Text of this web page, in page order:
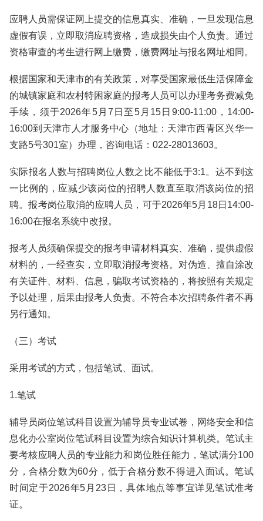
应聘人员需保证网上提交的信息真实、准确，一旦发现信息
虚假有误，立即取消应聘资格，造成损失由个人负责。通过
资格审查的考生进行网上缴费，缴费网址与报名网址相同。
根据国家和天津市的有关政策，对享受国家最低生活保障金
的城镇家庭和农村特困家庭的报考人员可以办理考务费减免
手续，须于2026年5月7日至5月15日9:00-11:00，14:00-
16:00到天津市人才服务中心（地址：天津市西青区兴华一
支路5号301室）办理，咨询电话：022-28013603。
实际报名人数与招聘岗位人数之比不能低于3:1。达不到这
一比例的，应减少该岗位的招聘人数直至取消该岗位的招
聘。报考岗位取消的应聘人员，可于2026年5月18日14:00-
16:00在报名系统中改报。
报考人员须确保提交的报考申请材料真实、准确，提供虚假
材料的，一经查实，立即取消报考资格。对伪造、擅自涂改
有关证件、材料、信息，骗取考试资格的，将按照有关规定
予以处理，后果由报考人负责。不符合本次招聘条件者不再
另行通知。
（三）考试
采用考试的方式，包括笔试、面试。
1.笔试
辅导员岗位笔试科目设置为辅导员专业试卷，网络安全和信
息化办公室岗位笔试科目设置为综合知识计算机类。笔试主
要考核应聘人员的专业能力和岗位胜任能力，笔试满分100
分，合格分数为60分，低于合格分数不得进入面试。笔试
时间定于2026年5月23日，具体地点等事宜详见笔试准考
证。